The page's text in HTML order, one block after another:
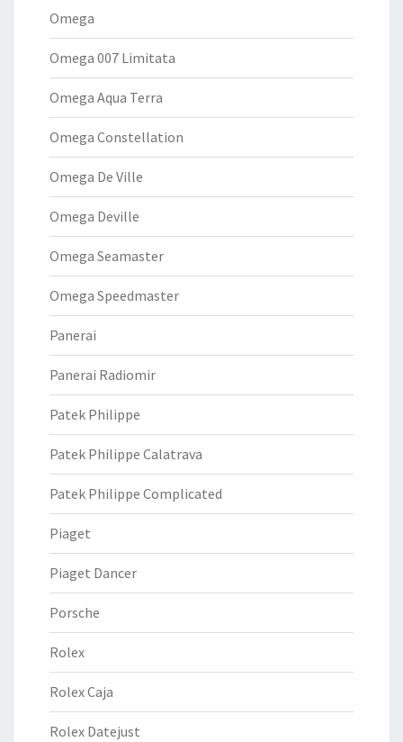
Omega
Omega 007 Limitata
Omega Aqua Terra
Omega Constellation
Omega De Ville
Omega Deville
Omega Seamaster
Omega Speedmaster
Panerai
Panerai Radiomir
Patek Philippe
Patek Philippe Calatrava
Patek Philippe Complicated
Piaget
Piaget Dancer
Porsche
Rolex
Rolex Caja
Rolex Datejust